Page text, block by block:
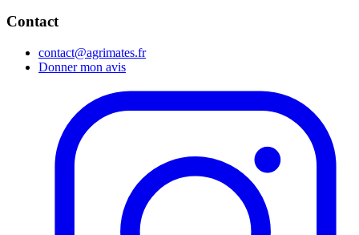
Contact
contact@agrimates.fr
Donner mon avis